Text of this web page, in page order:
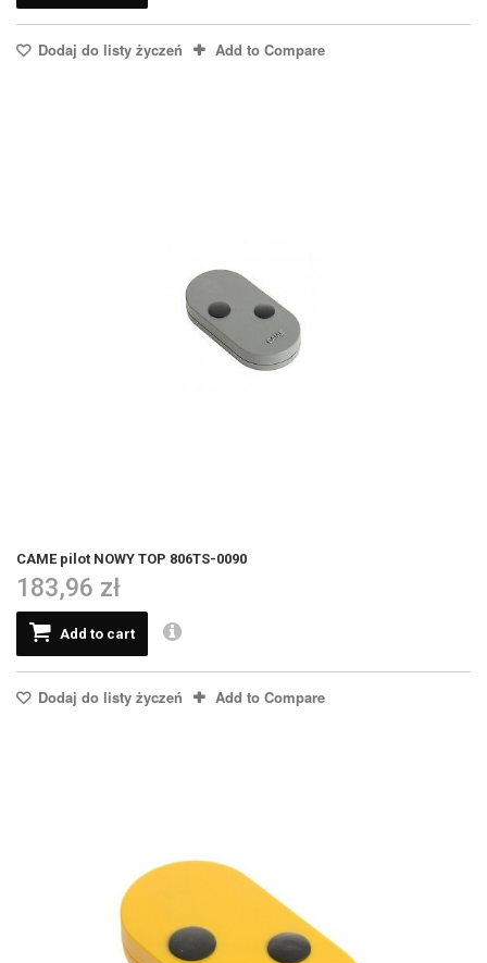
Dodaj do listy życzeń Add to Compare
CAME pilot NOWY TOP 806TS-0090
183,96 zł
Add to cart
Dodaj do listy życzeń Add to Compare